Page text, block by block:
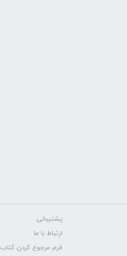
پشتیبانی
ارتباط با ما
فرم مرجوع کردن کتاب